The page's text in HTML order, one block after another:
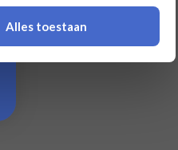
Alles toestaan